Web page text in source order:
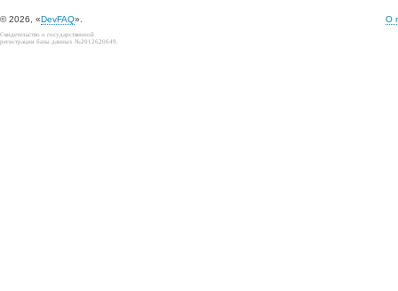
© 2026, «DevFAQ». О
Свидетельство о государственной
регистрации базы данных №2012620649.